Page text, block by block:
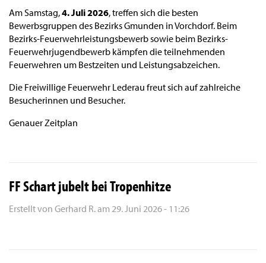
Am Samstag,4. Juli 2026, treffen sich die besten
Bewerbsgruppen des Bezirks Gmunden in Vorchdorf. Beim
Bezirks-Feuerwehrleistungsbewerb sowie beim Bezirks-
Feuerwehrjugendbewerb kämpfen die teilnehmenden
Feuerwehren um Bestzeiten und Leistungsabzeichen.
Die Freiwillige Feuerwehr Lederau freut sich auf zahlreiche
Besucherinnen und Besucher.
Genauer Zeitplan
FF Schart jubelt bei Tropenhitze
Erstellt von Gerhard R.am 29. Juni 2026 - 11:26